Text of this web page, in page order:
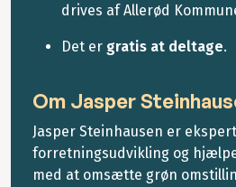
drives af Allerød
Det er gratis at deltage.
Om Jasper
Jasper Steinhausen er
forretningsudvikling og
med at omsætte grøn